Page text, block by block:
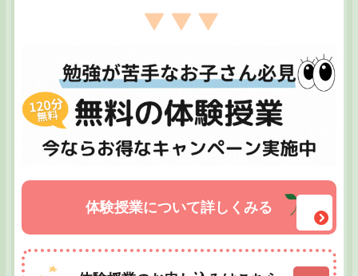
体験授業について詳しくみる